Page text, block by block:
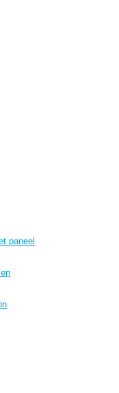
paneel